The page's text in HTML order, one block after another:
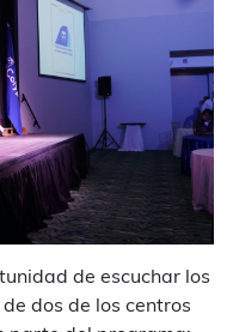
de escuchar los
dos de los centros